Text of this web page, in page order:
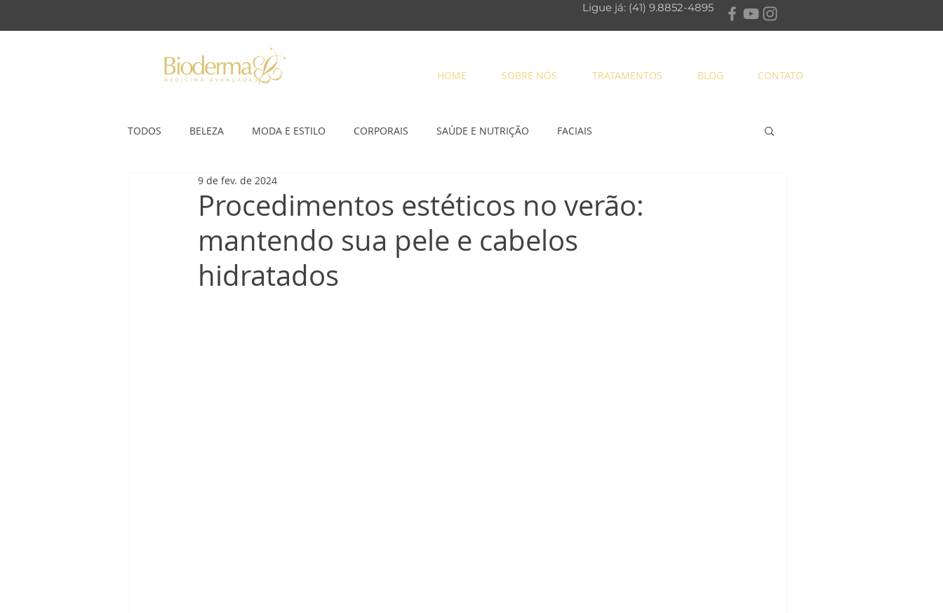
Ligue já: (41) 9.8852-4895
HOME SOBRE NÓS TRATAMENTOS BLOG CONTATO
TODOS BELEZA MODA E ESTILO CORPORAIS SAÚDE E NUTRIÇÃO FACIAIS
Procedimentos estéticos no verão:
mantendo sua pele e cabelos
hidratados
9 de fev. de 2024